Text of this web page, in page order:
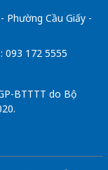
Phường Cầu Giấy -
093 172 5555
BTTTT do Bộ